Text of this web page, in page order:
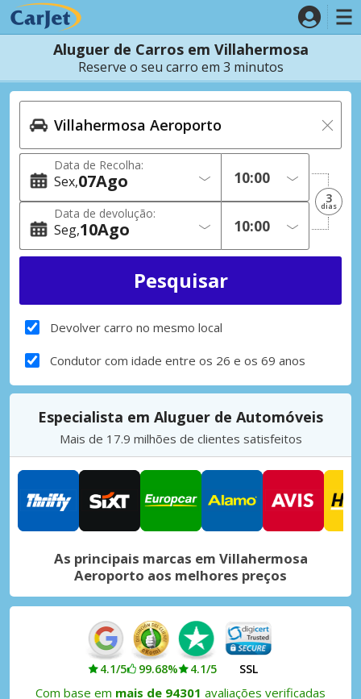
Aluguer de Carros em Villahermosa
Reserve o seu carro em 3 minutos
Data de Recolha:
Sex 07Ago
Data de devolução:
Seg 10Ago
3
dias
Devolver carro no mesmo local
Condutor com idade entre os 26 e os 69 anos
Especialista em Aluguer de Automóveis
Mais de 17.9 milhões de clientes satisfeitos
As principais marcas em Villahermosa
Aeroporto aos melhores preços
4.1/5 99.68% 4.1/5 SSL
Com base em mais de 94301 avaliações verificadas